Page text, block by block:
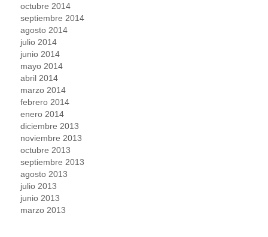
octubre 2014
septiembre 2014
agosto 2014
julio 2014
junio 2014
mayo 2014
abril 2014
marzo 2014
febrero 2014
enero 2014
diciembre 2013
noviembre 2013
octubre 2013
septiembre 2013
agosto 2013
julio 2013
junio 2013
marzo 2013